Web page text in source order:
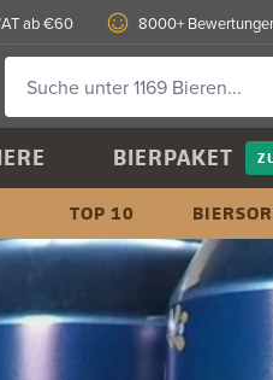
ab €60 8000+
BIERPAKET
TOP 10